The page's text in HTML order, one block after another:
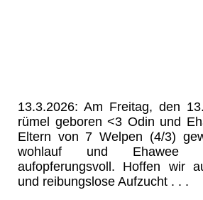
13.3.2026: Am Freitag, den
rümel geboren <3 Odin und
Eltern von 7 Welpen (4/3)
wohlauf und Ehawee
aufopferungsvoll. Hoffen wir
und reibungslose Aufzucht . . .